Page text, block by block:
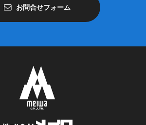
お問合せフォーム